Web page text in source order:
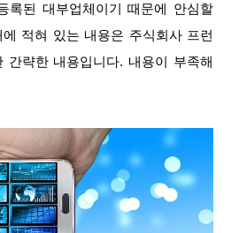
록된 대부업체이기 때문에 안심할
적혀 있는 내용은 주식회사 프런
간략한 내용입니다. 내용이 부족해